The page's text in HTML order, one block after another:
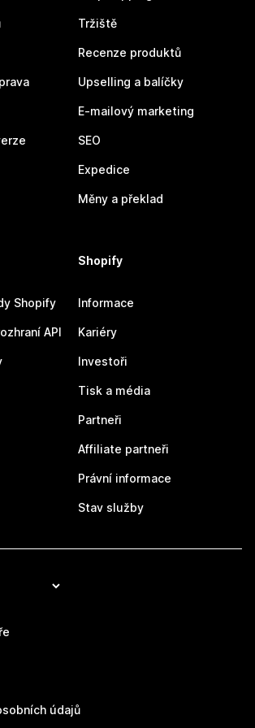
Tržiště
Recenze produktů
Upselling a balíčky
E-mailový marketing
SEO
Expedice
Měny a překlad
Shopify
API
Shopify
Informace
Kariéry
Investoři
Tisk a média
Partneři
Affiliate partneři
Právní informace
Stav služby
údajů